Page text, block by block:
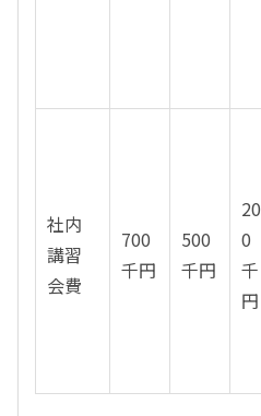
社内
講習
会費
700
千円
500
千円
20
0
千
円